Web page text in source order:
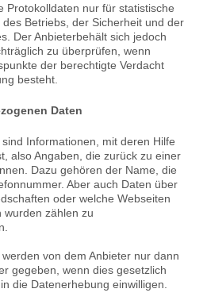
Protokolldaten nur für statistische
Betriebs, der Sicherheit und der
Der Anbieterbehält sich jedoch
zu überprüfen, wenn
der berechtigte Verdacht
besteht.
Daten
Informationen, mit deren Hilfe
also Angaben, die zurück zu einer
Dazu gehören der Name, die
Aber auch Daten über
oder welche Webseiten
wurden zählen zu
von dem Anbieter nur dann
gegeben, wenn dies gesetzlich
die Datenerhebung einwilligen.